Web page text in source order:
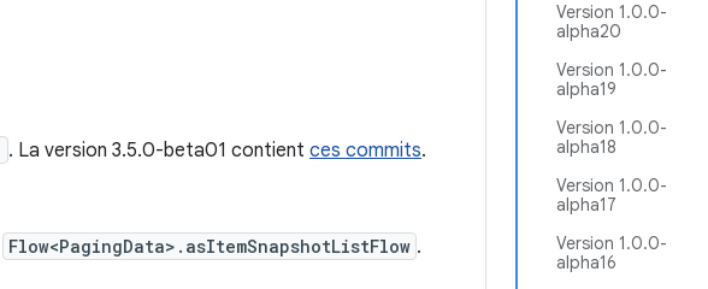
Version 1.0.0-
alpha20
Version 1.0.0-
alpha19
Version 1.0.0-
alpha18
Version 1.0.0-
alpha17
Version 1.0.0-
alpha16
. La version 3.5.0-beta01 contient ces commits.
Flow<PagingData>.asItemSnapshotListFlow .